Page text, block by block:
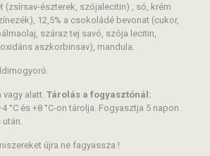
(zsírsav-észterek, szójalecitin) , só, krém
12,5% a csokoládé bevonat (cukor,
száraz tej savó, szója lecitin,
aszkorbinsav), mandula.
vagy alatt. Tárolás a fogyasztónál:
°C és +8 °C-on tárolja. Fogyasztja 5 napon
után.
újra ne fagyassza !